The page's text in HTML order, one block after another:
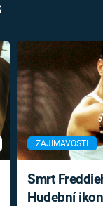
ZAJÍMAVOSTI
Smrt
Hudební